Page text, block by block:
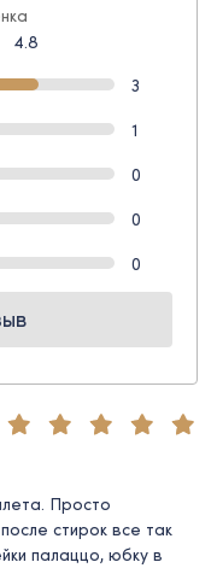
4.8
3
1
0
0
0
Просто
стирок все так
палаццо, юбку в